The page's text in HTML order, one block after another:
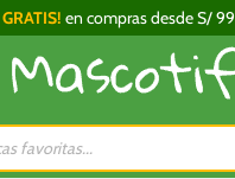
GRATIS! en compras desde S/ 99